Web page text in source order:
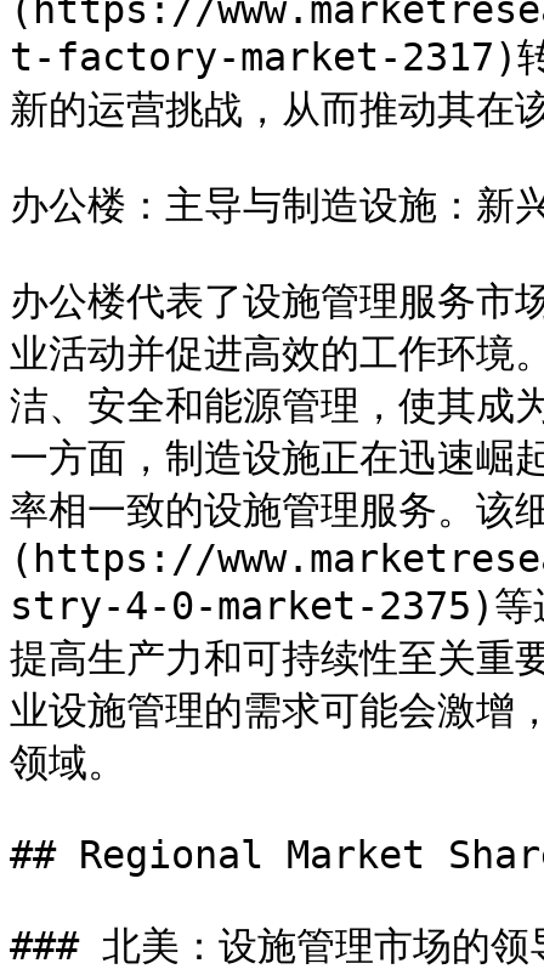
(https://
t-factory-market-2317)转
新的运营挑战，从而推动其在
办公楼：主导与制造设施：新
办公楼代表了设施管理服务市
业活动并促进高效的工作环境
洁、安全和能源管理，使其成
一方面，制造设施正在迅速崛
率相一致的设施管理服务。
(https://
stry-4-0-market-2375)等进
提高生产力和可持续性至关重
业设施管理的需求可能会激增
领域。
## Regional Market
### 北美：设施管理市场的领